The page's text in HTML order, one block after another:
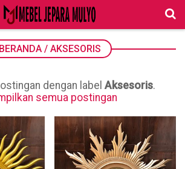
BERANDA/ AKSESORIS
dengan label Aksesoris.
semua postingan